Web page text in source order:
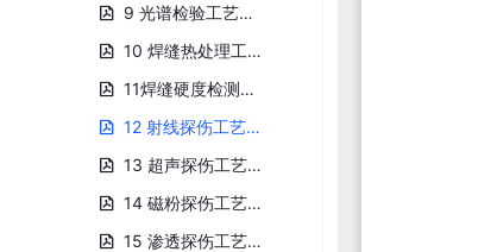
9 光谱检验工艺规程.pdf
10 焊缝热处理工艺规程.pdf
11焊缝硬度检测工艺规程.pdf
12 射线探伤工艺规程.pdf
13 超声探伤工艺规程.pdf
14 磁粉探伤工艺规程.pdf
15 渗透探伤工艺规程.pdf